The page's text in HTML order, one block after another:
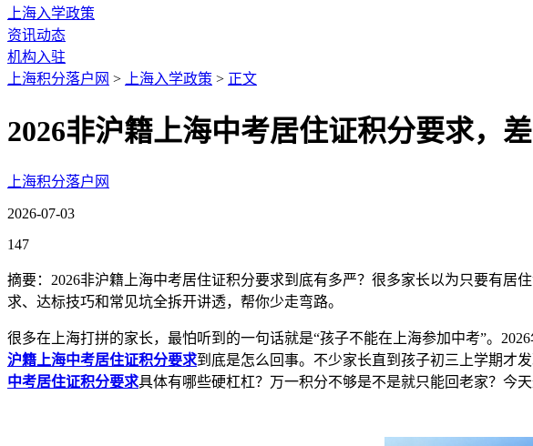
上海入学政策
资讯动态
机构入驻
上海积分落户网 > 上海入学政策 > 正文
2026非沪籍上海中考居住证积分要求，
上海积分落户网
2026-07-03
147
摘要：2026非沪籍上海中考居住证积分要求到底有多严？很多家长以为只要有
求、达标技巧和常见坑全拆开讲透，帮你少走弯路。
很多在上海打拼的家长，最怕听到的一句话就是“孩子不能在上海参加中考”。
沪籍上海中考居住证积分要求到底是怎么回事。不少家长直到孩子初三上学期才
中考居住证积分要求具体有哪些硬杠杠？万一积分不够是不是就只能回老家？今